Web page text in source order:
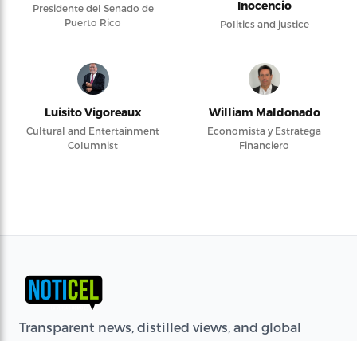
Presidente del Senado de
Puerto Rico
Inocencio
Politics and justice
Luisito Vigoreaux
Cultural and Entertainment
Columnist
William Maldonado
Economista y Estratega
Financiero
Transparent news, distilled views, and global